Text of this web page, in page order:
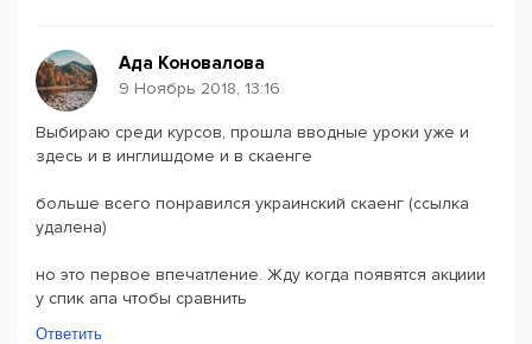
Ада Коновалова
9 Ноябрь 2018, 13:16
Выбираю среди курсов, прошла вводные уроки уже и
здесь и в инглишдоме и в скаенге
больше всего понравился украинский скаенг (ссылка
удалена)
но это первое впечатление. Жду когда появятся акциии
у спик апа чтобы сравнить
Ответить